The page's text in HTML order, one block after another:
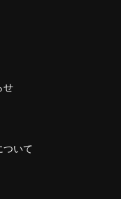
せ
ついて